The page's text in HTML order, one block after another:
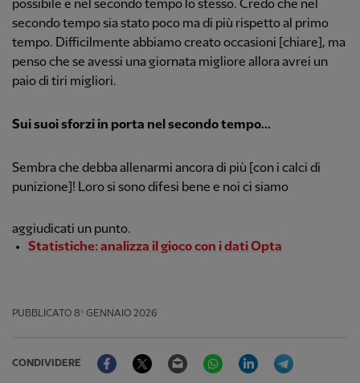
possibile e nel secondo tempo lo stesso. Credo che nel
secondo tempo sia stato poco ma di più rispetto al primo
tempo. Difficilmente abbiamo creato occasioni [chiare], ma
penso che se avessi una giornata migliore allora avrei un
paio di tiri migliori.
Sui suoi sforzi in porta nel secondo tempo...
Sembra che debba allenarmi ancora di più [con i calci di
punizione]! Loro si sono difesi bene e noi ci siamo
aggiudicati un punto.
Statistiche: analizza il gioco con i dati Opta
PUBBLICATO 8º GENNAIO 2026
CONDIVIDERE
FacebookTwitter Email WhatsAppLinkedIn